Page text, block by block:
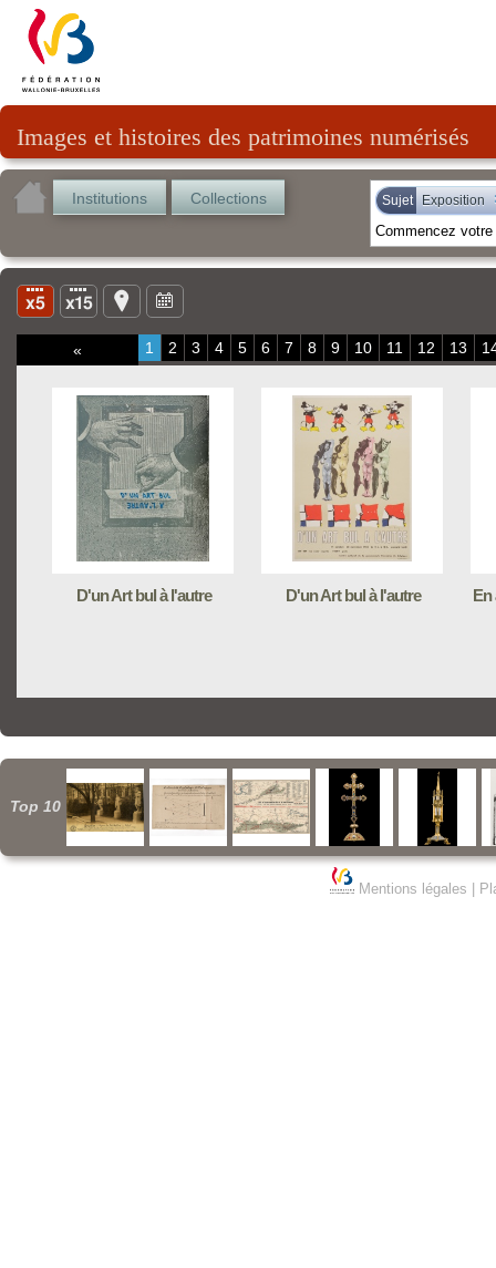
Images et histoires des patrimoines numérisés
Institutions Collections Sujet Exposition
« 1 2 3 4 5 6 7 8 9 10 11 12 13
D'un Art bul à l'autre D'un Art bul à l'autre En
Top 10
Mentions légales